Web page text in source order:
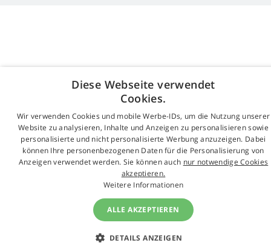
Diese Webseite verwendet
Cookies.
Wir verwenden Cookies und mobile Werbe-IDs, um die Nutzung unserer
Website zu analysieren, Inhalte und Anzeigen zu personalisieren sowie
personalisierte und nicht personalisierte Werbung anzuzeigen. Dabei
können Ihre personenbezogenen Daten für die Personalisierung von
Anzeigen verwendet werden. Sie können auch nur notwendige Cookies
akzeptieren.
Weitere Informationen
ALLE AKZEPTIEREN
DETAILS ANZEIGEN